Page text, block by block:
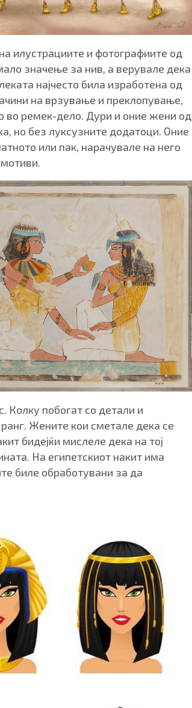
илустрациите и фотографиите од
значење за нив, а верувале дека
најчесто била изработена од
на врзување и преклопување,
во ремек-дело. Дури и оние жени од
но без луксузните додатоци. Оние
или пак, нарачувале на него
Колку побогат со детали и
Жените кои сметале дека се
бидејќи мислеле дека на тој
На египетскиот накит има
биле обработувани за да